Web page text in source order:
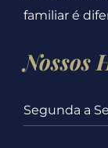
familiar é
Nossos
Segunda a